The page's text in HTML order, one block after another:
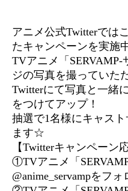
アニメ公式Twitterでは
たキャンペーンを実施
TVアニメ「
ジの写真を撮っていた
Twitterにて写真と一緒
をつけてアップ！
抽選で1名様にキャス
ます☆
【Twitterキャンペーン
①TVアニメ「
@anime_servampをフォ